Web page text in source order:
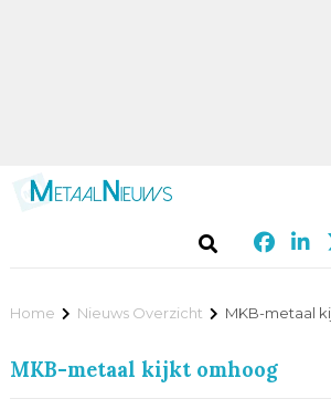
Home Nieuws Overzicht MKB-metaal
MKB-metaal kijkt omhoog